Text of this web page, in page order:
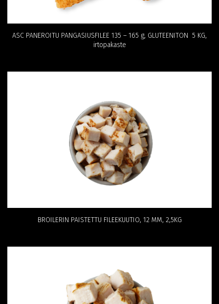
ASC PANEROITU PANGASIUSFILEE 135 – 165 g, GLUTEENITON 5 KG,
irtopakaste
BROILERIN PAISTETTU FILEEKUUTIO, 12 MM, 2,5KG